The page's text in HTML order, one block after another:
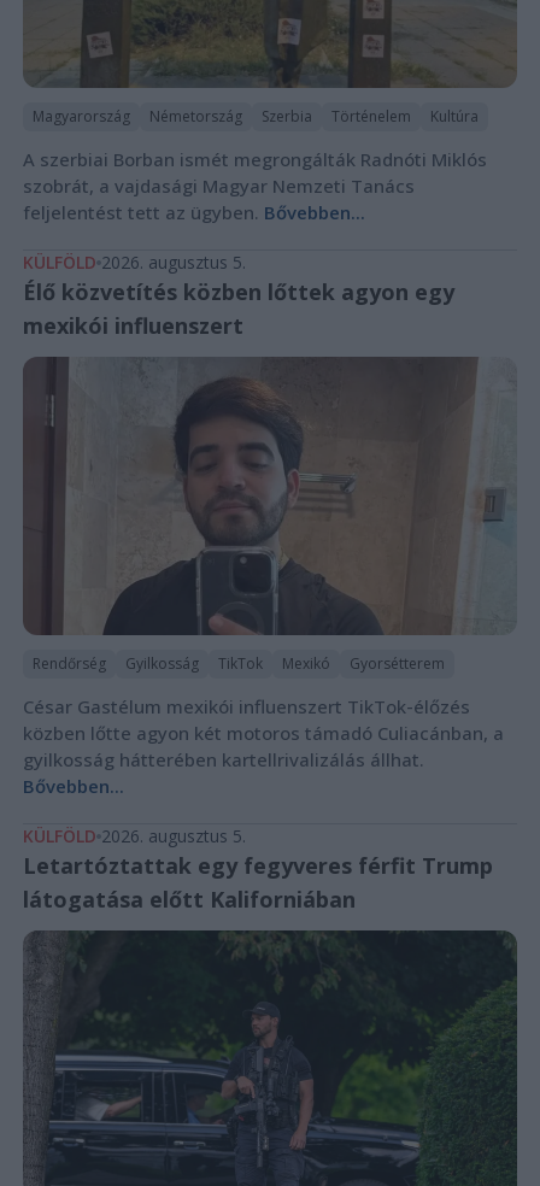
Magyarország Németország Szerbia Történelem Kultúra
A szerbiai Borban ismét megrongálták Radnóti Miklós
szobrát, a vajdasági Magyar Nemzeti Tanács
feljelentést tett az ügyben. Bővebben...
KÜLFÖLD 2026. augusztus 5.
Élő közvetítés közben lőttek agyon egy
mexikói influenszert
Rendőrség Gyilkosság TikTok Mexikó Gyorsétterem
César Gastélum mexikói influenszert TikTok-élőzés
közben lőtte agyon két motoros támadó Culiacánban, a
gyilkosság hátterében kartellrivalizálás állhat.
Bővebben...
KÜLFÖLD 2026. augusztus 5.
Letartóztattak egy fegyveres férfit Trump
látogatása előtt Kaliforniában